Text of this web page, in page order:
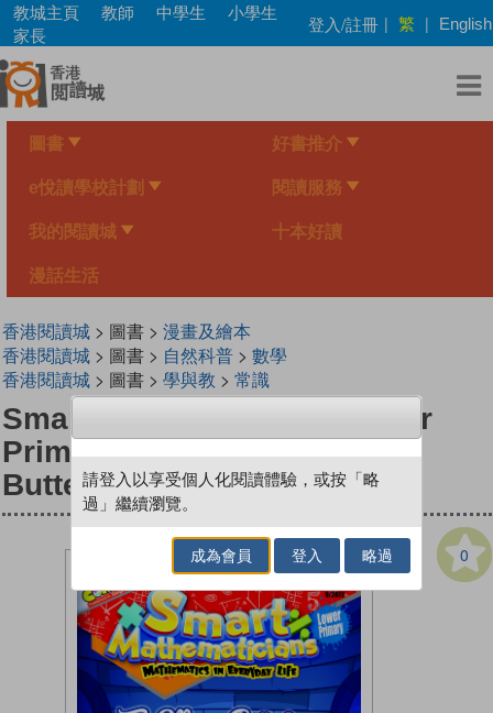
Skip
main
content
教城主頁 教師 中學生
小學生
家長
登入/註冊 | 繁 | English
圖書 好書推介
e悅讀學校計劃 閱讀服務
我的閱讀城 十本好讀
漫話生活
香港閱讀城> 圖書 > 漫畫及繪本
香港閱讀城> 圖書 > 自然科普> 數學
香港閱讀城> 圖書 > 學與教 > 常識
Smart Mathematicians Lower
Primary (79) The Magic
Butterflies
0
請登入以享受個人化閱讀體驗，或按「略
過」繼續瀏覽。
成為會員 登入 略過